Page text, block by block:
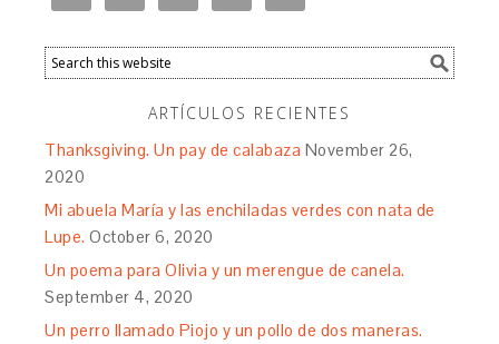
ARTÍCULOS RECIENTES
Thanksgiving. Un pay de calabaza November 26,
2020
Mi abuela María y las enchiladas verdes con nata de
Lupe. October 6, 2020
Un poema para Olivia y un merengue de canela.
September 4, 2020
Un perro llamado Piojo y un pollo de dos maneras.